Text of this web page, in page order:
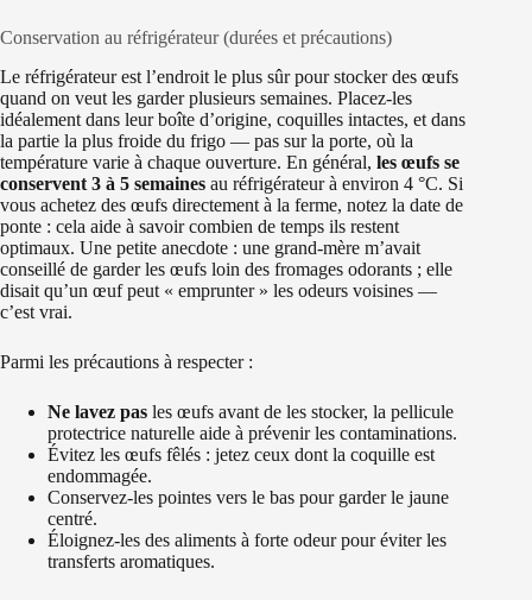
Conservation au réfrigérateur (durées et précautions)
Le réfrigérateur est l’endroit le plus sûr pour stocker des œufs
quand on veut les garder plusieurs semaines. Placez-les
idéalement dans leur boîte d’origine, coquilles intactes, et dans
la partie la plus froide du frigo — pas sur la porte, où la
température varie à chaque ouverture. En général, les œufs se
conservent 3 à 5 semaines au réfrigérateur à environ 4 °C. Si
vous achetez des œufs directement à la ferme, notez la date de
ponte : cela aide à savoir combien de temps ils restent
optimaux. Une petite anecdote : une grand-mère m’avait
conseillé de garder les œufs loin des fromages odorants ; elle
disait qu’un œuf peut « emprunter » les odeurs voisines —
c’est vrai.
Parmi les précautions à respecter :
Ne lavez pas les œufs avant de les stocker, la pellicule
protectrice naturelle aide à prévenir les contaminations.
Évitez les œufs fêlés : jetez ceux dont la coquille est
endommagée.
Conservez-les pointes vers le bas pour garder le jaune
centré.
Éloignez-les des aliments à forte odeur pour éviter les
transferts aromatiques.